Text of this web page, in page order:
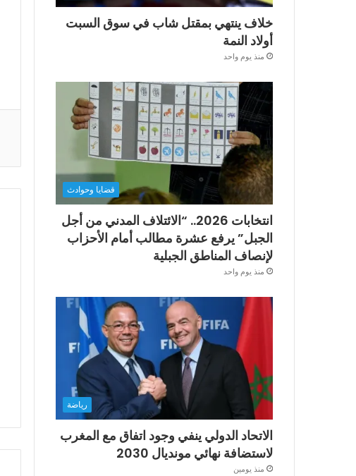
خلاف ينتهي بمقتل شاب في سوق السبت
أولاد النمة
منذ يوم واحد
قضايا وحوادث
انتخابات 2026.. “الائتلاف المدني من أجل
الجبل” يرفع عشرة مطالب أمام الأحزاب
لإنصاف المناطق الجبلية
منذ يوم واحد
رياضة
الاتحاد الدولي ينفي وجود اتفاق مع المغرب
لاستضافة نهائي مونديال 2030
منذ يومين